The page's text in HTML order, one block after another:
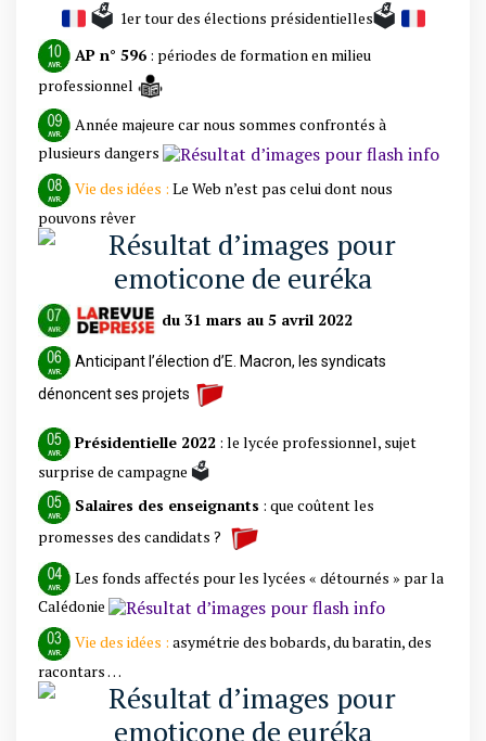
🗳️ 1er tour des élections présidentielles🗳️
AP n° 596 : périodes de formation en milieu
professionnel
Année majeure car nous sommes confrontés à
plusieurs dangers
Vie des idées : Le Web n’est pas celui dont nous
pouvons rêver
du 31 mars au 5 avril 2022
Anticipant l’élection d’E. Macron, les syndicats
dénoncent ses projets
Présidentielle 2022 : le lycée professionnel, sujet
surprise de campagne 🗳️
Salaires des enseignants : que coûtent les
promesses des candidats ?
Les fonds affectés pour les lycées « détournés » par la
Calédonie
Vie des idées : asymétrie des bobards, du baratin, des
racontars …